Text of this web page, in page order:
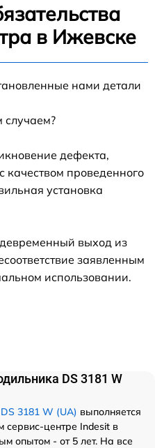
в Ижевске
нами детали
случаем?
дефекта,
качеством проведенного
установка
выход из
заявленным
использовании.
DS 3181 W
3181 W (UA) выполняется
сервис-центре Indesit в
опытом - от 5 лет. На все